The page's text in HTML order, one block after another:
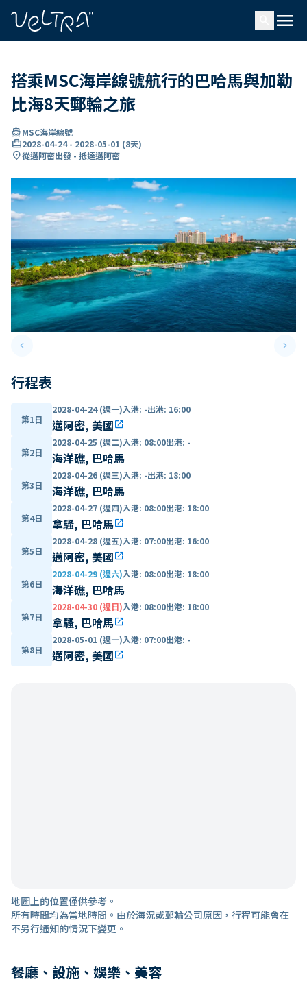
menu
搭乘MSC海岸線號航行的巴哈馬與加勒
比海8天郵輪之旅
directions_boatMSC海岸線號
card_travel2028-04-24- 2028-05-01 (8天)
location_on從邁阿密出發 - 抵達邁阿密
keyboard_arrow_leftPrevious slide keyboard_arrow_right
行程表
第1日
2028-04-24 (週一)入港: -出港: 16:00
邁阿密, 美國open_in_new
第2日
2028-04-25 (週二)入港: 08:00出港: -
海洋礁, 巴哈馬
第3日
2028-04-26 (週三)入港: -出港: 18:00
海洋礁, 巴哈馬
第4日
2028-04-27 (週四)入港: 08:00出港: 18:00
拿騷, 巴哈馬open_in_new
第5日
2028-04-28 (週五)入港: 07:00出港: 16:00
邁阿密, 美國open_in_new
第6日
2028-04-29 (週六)入港: 08:00出港: 18:00
海洋礁, 巴哈馬
第7日
2028-04-30 (週日)入港: 08:00出港: 18:00
拿騷, 巴哈馬open_in_new
第8日
2028-05-01 (週一)入港: 07:00出港: -
邁阿密, 美國open_in_new
地圖上的位置僅供參考。
所有時間均為當地時間。由於海況或郵輪公司原因，行程可能會在
不另行通知的情況下變更。
餐廳、設施、娛樂、美容